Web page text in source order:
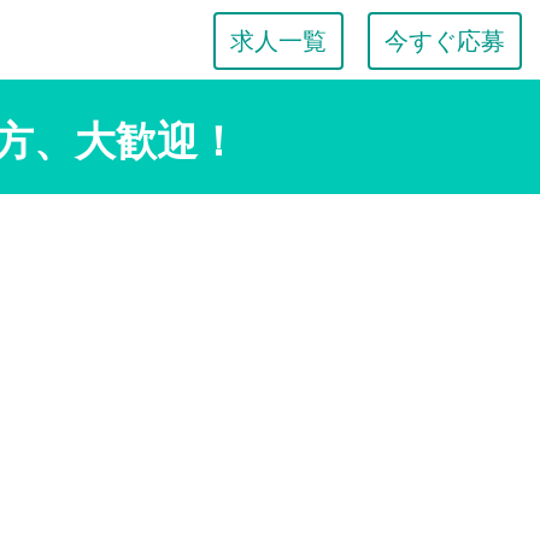
今すぐ応募
求人一覧
、大歓迎！